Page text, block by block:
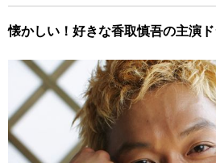
懐かしい！好きな香取慎吾の主演